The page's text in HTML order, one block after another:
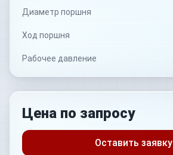
Диаметр поршня
Ход поршня
Рабочее давление
Цена по запросу
Оставить заявку